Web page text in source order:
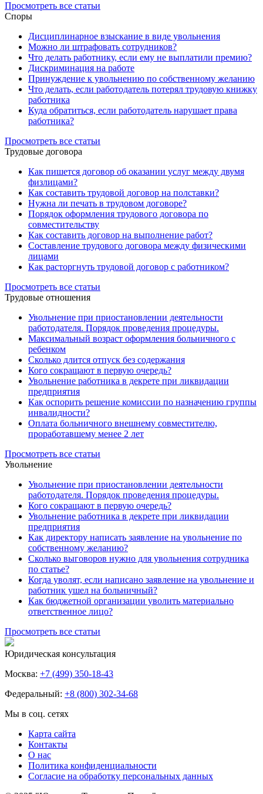
Просмотреть все статьи
Споры
Дисциплинарное взыскание в виде увольнения
Можно ли штрафовать сотрудников?
Что делать работнику, если ему не выплатили премию?
Дискриминация на работе
Принуждение к увольнению по собственному желанию
Что делать, если работодатель потерял трудовую книжку
работника
Куда обратиться, если работодатель нарушает права
работника?
Просмотреть все статьи
Трудовые договора
Как пишется договор об оказании услуг между двумя
физлицами?
Как составить трудовой договор на полставки?
Нужна ли печать в трудовом договоре?
Порядок оформления трудового договора по
совместительству
Как составить договор на выполнение работ?
Составление трудового договора между физическими
лицами
Как расторгнуть трудовой договор с работником?
Просмотреть все статьи
Трудовые отношения
Увольнение при приостановлении деятельности
работодателя. Порядок проведения процедуры.
Максимальный возраст оформления больничного с
ребенком
Сколько длится отпуск без содержания
Кого сокращают в первую очередь?
Увольнение работника в декрете при ликвидации
предприятия
Как оспорить решение комиссии по назначению группы
инвалидности?
Оплата больничного внешнему совместителю,
проработавшему менее 2 лет
Просмотреть все статьи
Увольнение
Увольнение при приостановлении деятельности
работодателя. Порядок проведения процедуры.
Кого сокращают в первую очередь?
Увольнение работника в декрете при ликвидации
предприятия
Как директору написать заявление на увольнение по
собственному желанию?
Сколько выговоров нужно для увольнения сотрудника
по статье?
Когда уволят, если написано заявление на увольнение и
работник ушел на больничный?
Как бюджетной организации уволить материально
ответственное лицо?
Просмотреть все статьи
Юридическая консультация
Москва: +7 (499) 350-18-43
Федеральный: +8 (800) 302-34-68
Мы в соц. сетях
Карта сайта
Контакты
О нас
Политика конфиденциальности
Согласие на обработку персональных данных